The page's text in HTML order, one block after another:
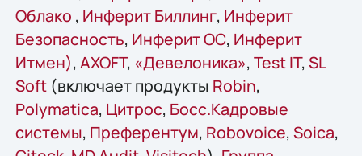
Облако , Инферит Биллинг, Инферит
Безопасность, Инферит ОС, Инферит
Итмен), AХОFT, «Девелоника», Test IT, SL
Soft(включает продукты Robin,
Polymatica, Цитрос, Босс.Кадровые
системы, Преферентум, Robovoice, Soica,